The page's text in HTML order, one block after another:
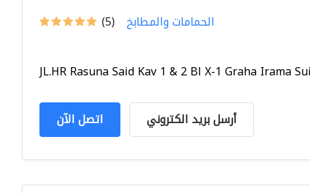
(5) الحمامات والمطابخ
JL.HR Rasuna Said Kav 1 & 2 Bl X-1 Graha Irama
اتصل الآن أرسل بريد الكتروني